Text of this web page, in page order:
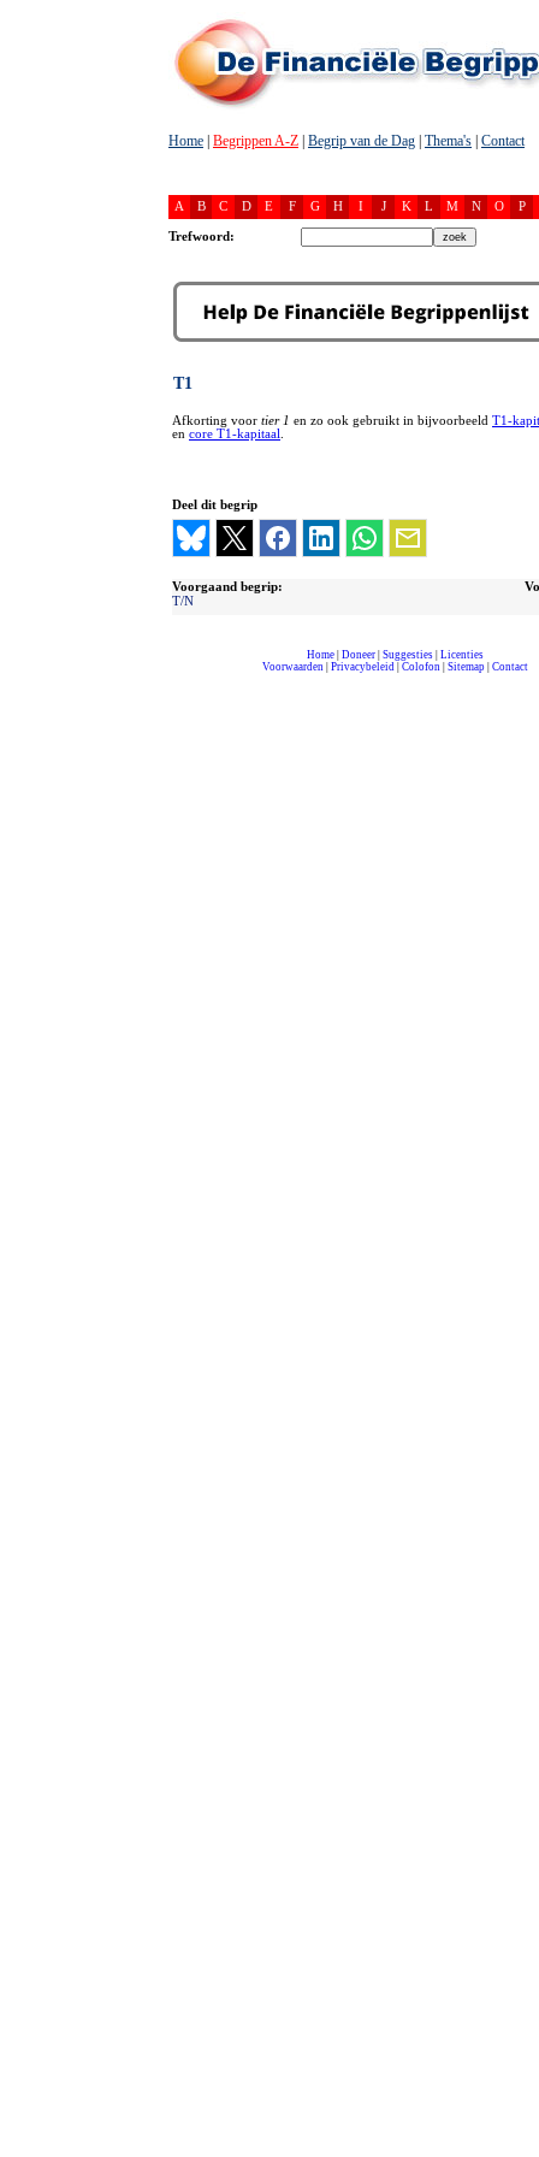
Home Begrippen A-Z Begrip van de Dag Thema's Contact
A B C D E F G H I J K L M N O P
Trefwoord:
T1
Afkorting voor tier 1 en zo ook gebruikt in bijvoorbeeld T1-
en core T1-kapitaal
Deel dit begrip
Voorgaand begrip:
T/N
Home| Doneer| Suggesties| Licenties
Voorwaarden| Privacybeleid| Colofon| Sitemap| Contact